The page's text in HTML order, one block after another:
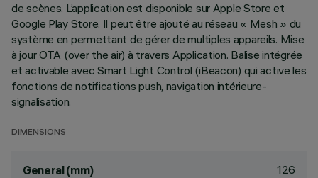
de scènes. L’application est disponible sur Apple Store et
Google Play Store. Il peut être ajouté au réseau « Mesh » du
système en permettant de gérer de multiples appareils. Mise
à jour OTA (over the air) à travers Application. Balise intégrée
et activable avec Smart Light Control (iBeacon) qui active les
fonctions de notifications push, navigation intérieure-
signalisation.
DIMENSIONS
General (mm) 126